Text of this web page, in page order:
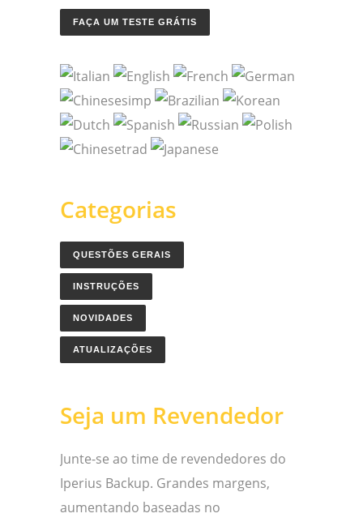
FAÇA UM TESTE GRÁTIS
Categorias
QUESTÕES GERAIS
INSTRUÇÕES
NOVIDADES
ATUALIZAÇÕES
Seja um Revendedor
Junte-se ao time de revendedores do
Iperius Backup. Grandes margens,
aumentando baseadas no